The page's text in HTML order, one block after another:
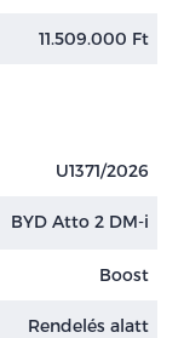
11.509.000 Ft
U1371/2026
BYD Atto 2 DM-i
Boost
Rendelés alatt